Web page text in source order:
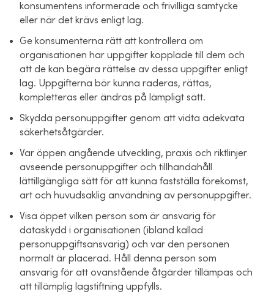
konsumentens informerade och frivilliga samtycke
eller när det krävs enligt lag.
Ge konsumenterna rätt att kontrollera om
organisationen har uppgifter kopplade till dem och
att de kan begära rättelse av dessa uppgifter enligt
lag. Uppgifterna bör kunna raderas, rättas,
kompletteras eller ändras på lämpligt sätt.
Skydda personuppgifter genom att vidta adekvata
säkerhetsåtgärder.
Var öppen angående utveckling, praxis och riktlinjer
avseende personuppgifter och tillhandahåll
lättillgängliga sätt för att kunna fastställa förekomst,
art och huvudsaklig användning av personuppgifter.
Visa öppet vilken person som är ansvarig för
dataskydd i organisationen (ibland kallad
personuppgiftsansvarig) och var den personen
normalt är placerad. Håll denna person som
ansvarig för att ovanstående åtgärder tillämpas och
att tillämplig lagstiftning uppfylls.